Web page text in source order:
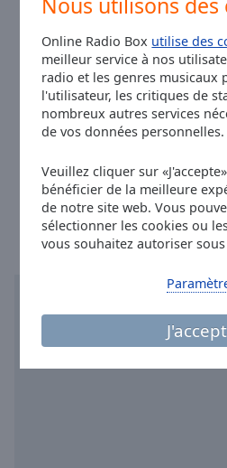
Online Radio Box utilise des
meilleur service à nos
radio et les genres musicaux
l'utilisateur, les critiques de
nombreux autres services
de vos données personnelles.
Veuillez cliquer sur
bénéficier de la meilleure
de notre site web. Vous
sélectionner les cookies ou
vous souhaitez autoriser sous
window.
téléphone:
Site:
Email:
WhatsApp:
Facebook:
Twitter:
@sunkisslife
Heure à Cannes :21:27,